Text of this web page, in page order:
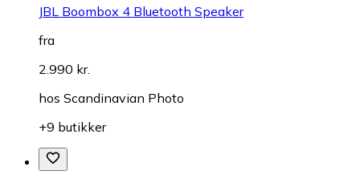
JBL Boombox 4 Bluetooth Speaker
fra
2.990 kr.
hos Scandinavian Photo
+9 butikker